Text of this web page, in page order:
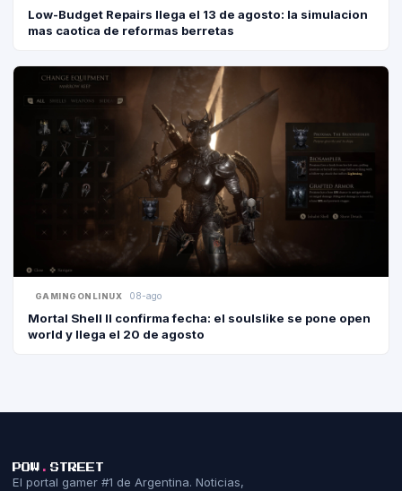
Low-Budget Repairs llega el 13 de agosto: la simulacion
mas caotica de reformas berretas
GAMINGONLINUX 08-ago
Mortal Shell II confirma fecha: el soulslike se pone open
world y llega el 20 de agosto
POW . STREET
El portal gamer #1 de Argentina. Noticias,